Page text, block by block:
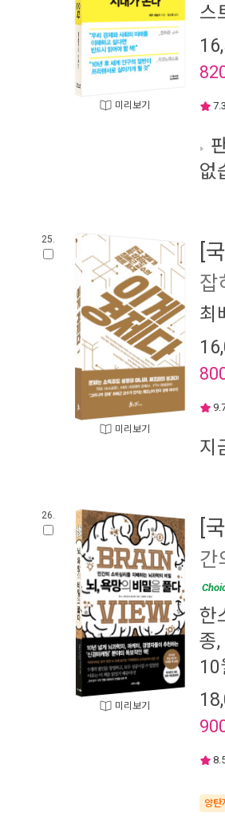
미리보기
스
없
25.
미리보기
[
잡
최
지
26.
미리보기
[
간
한
종,
10
양탄